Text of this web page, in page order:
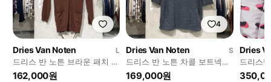
Dries Van Noten
L
드리스 반 노튼 브라운 패치 포
켓 울 가디건
162,000원
4
Dries Van Noten
S
드리스 반 노튼 차콜 보트넥
3/4 슬리브 스웻 탑
169,000원
Dries
드리스
curle 포